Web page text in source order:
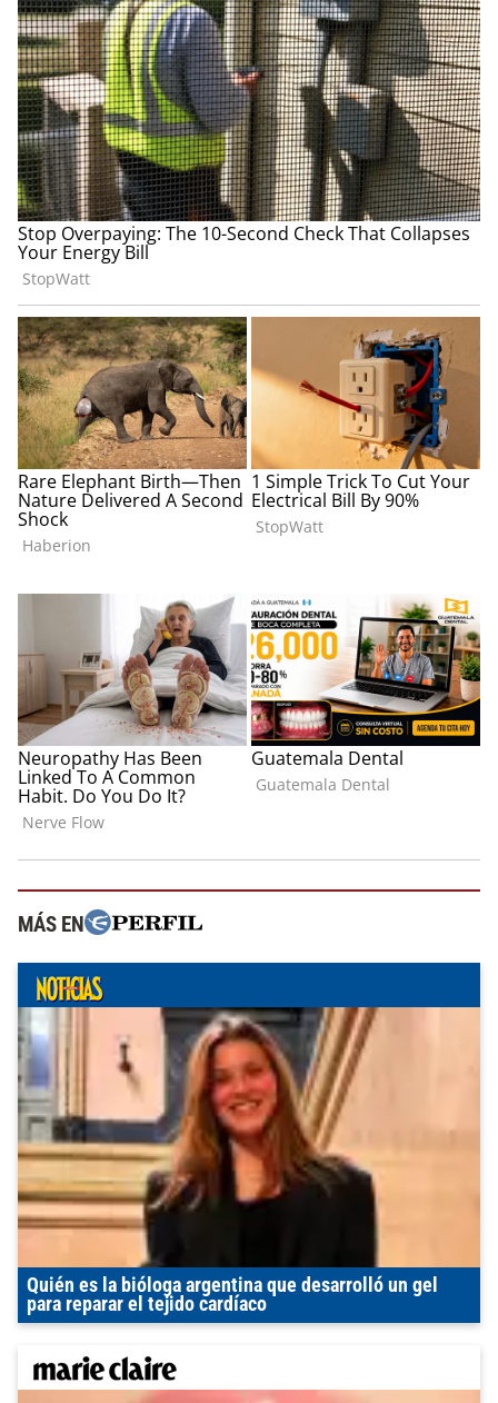
MÁS EN
Quién es la bióloga argentina que desarrolló un gel
para reparar el tejido cardíaco